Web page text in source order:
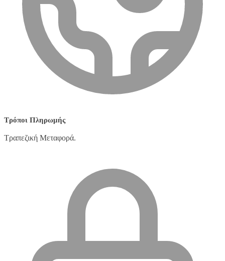
Τρόποι Πληρωμής
Τραπεζική Μεταφορά.